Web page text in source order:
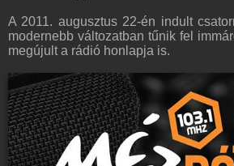
Rádió beágyazás
Ágyazd be weboldaladba
Online rádió készítés
Készítés lépésről lépésre
A 2011. augusztus 22-én indult
modernebb változatban tűnik fel
megújult a rádió honlapja is.